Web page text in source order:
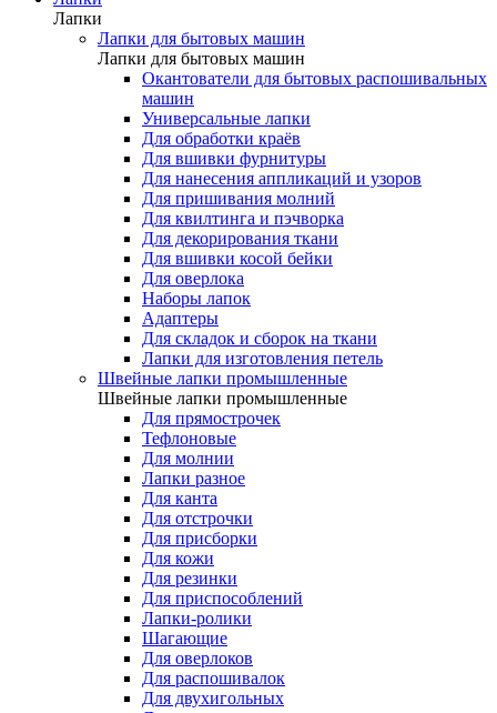
Лапки
Лапки для бытовых машин
Лапки для бытовых машин
Окантователи для бытовых распошивальных
машин
Универсальные лапки
Для обработки краёв
Для вшивки фурнитуры
Для нанесения аппликаций и узоров
Для пришивания молний
Для квилтинга и пэчворка
Для декорирования ткани
Для вшивки косой бейки
Для оверлока
Наборы лапок
Адаптеры
Для складок и сборок на ткани
Лапки для изготовления петель
Швейные лапки промышленные
Швейные лапки промышленные
Для прямострочек
Тефлоновые
Для молнии
Лапки разное
Для канта
Для отстрочки
Для присборки
Для кожи
Для резинки
Для приспособлений
Лапки-ролики
Шагающие
Для оверлоков
Для распошивалок
Для двухигольных